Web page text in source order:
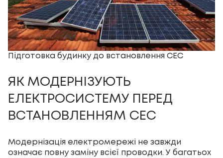
Підготовка будинку до встановлення СЕС
ЯК МОДЕРНІЗУЮТЬ
ЕЛЕКТРОСИСТЕМУ ПЕРЕД
ВСТАНОВЛЕННЯМ СЕС
Модернізація електромережі не завжди
означає повну заміну всієї проводки. У багатьох